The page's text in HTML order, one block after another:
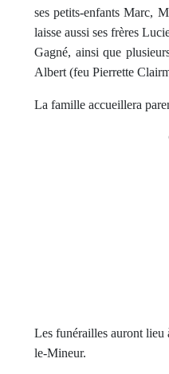
ses petits-enfants Marc,
laisse aussi ses frères
Gagné, ainsi que
Albert (feu Pierrette
La famille accueillera
Les funérailles auront lieu
le-Mineur.